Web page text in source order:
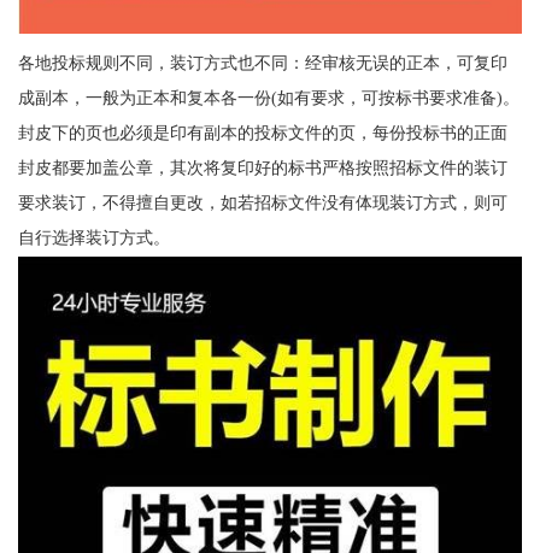
各地投标规则不同，装订方式也不同：经审核无误的正本，可复印
成副本，一般为正本和复本各一份(如有要求，可按标书要求准备)。
封皮下的页也必须是印有副本的投标文件的页，每份投标书的正面
封皮都要加盖公章，其次将复印好的标书严格按照招标文件的装订
要求装订，不得擅自更改，如若招标文件没有体现装订方式，则可
自行选择装订方式。